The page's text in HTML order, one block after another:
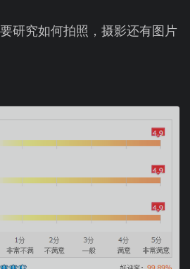
研究如何拍照，摄影还有图片